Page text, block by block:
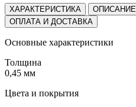
ХАРАКТЕРИСТИКА ОПИСАНИЕ
ОПЛАТА И ДОСТАВКА
Основные характеристики
Толщина
0,45 мм
Цвета и покрытия